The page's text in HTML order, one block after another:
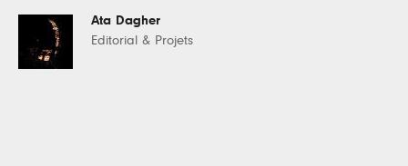
Ata Dagher
Editorial & Projets